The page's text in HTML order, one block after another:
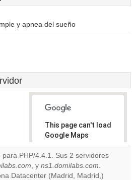
y apnea del sueño
This page can't load
Google Maps
correctly.
Do you
own this
OK
PHP/4.4.1. Sus 2 servidores
, y ns1.domilabs.com.
Datacenter (Madrid, Madrid,)